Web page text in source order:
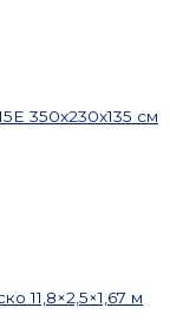
350x230x135 см
11,8×2,5×1,67 м